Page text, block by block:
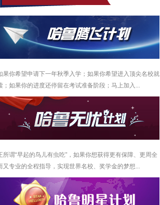
果你希望申请下一年秋季入学；如果你希望进入顶尖名校就
；如果你的进度还停留在考试准备阶段；马上加入...
所谓“早起的鸟儿有虫吃”，如果你想获得更有保障、更周全
又专业的全程指导，实现世界名校、奖学金的梦想...